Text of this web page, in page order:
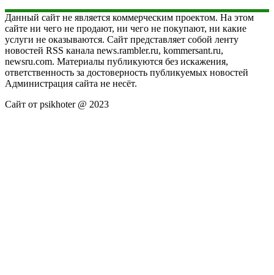
Данный сайт не является коммерческим проектом. На этом
сайте ни чего не продают, ни чего не покупают, ни какие
услуги не оказываются. Сайт представляет собой ленту
новостей RSS канала news.rambler.ru, kommersant.ru,
newsru.com. Материалы публикуются без искажения,
ответственность за достоверность публикуемых новостей
Администрация сайта не несёт.
Сайт от psikhoter @ 2023